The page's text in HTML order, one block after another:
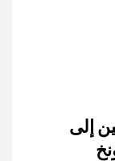
إلى